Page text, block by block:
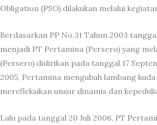
Obligation (PSO) dilakukan melalui
Berdasarkan PP No.31 Tahun 2003
menjadi PT Pertamina (Persero) yang
(Persero) didirikan pada tanggal 17
2005, Pertamina mengubah lambang
merefleksikan unsur dinamis dan
Lalu pada tanggal 20 Juli 2006, PT